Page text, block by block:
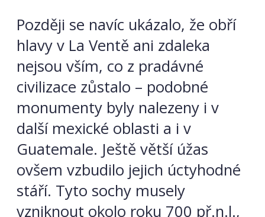
Později se navíc ukázalo, že obří
hlavy v La Ventě ani zdaleka
nejsou vším, co z pradávné
civilizace zůstalo – podobné
monumenty byly nalezeny i v
další mexické oblasti a i v
Guatemale. Ještě větší úžas
ovšem vzbudilo jejich úctyhodné
stáří. Tyto sochy musely
vzniknout okolo roku 700 př.n.l.,